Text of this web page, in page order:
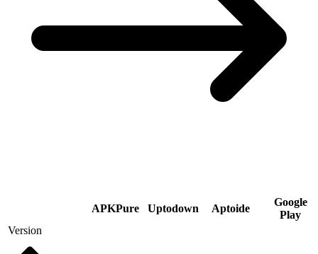
APKPure Uptodown Aptoide
Google
Play
Version